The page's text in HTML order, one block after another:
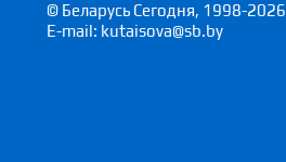
© Беларусь Сегодня, 1998-2026
E-mail: kutaisova@sb.by